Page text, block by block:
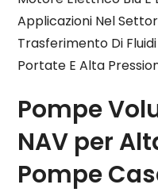
Pompe
NAV per
Pompe